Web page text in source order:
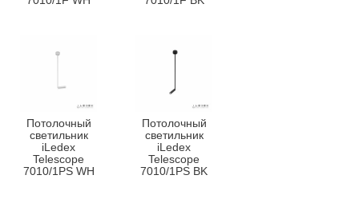
Потолочный
светильник
iLedex
Telescope
7010/1PS WH
Потолочный
светильник
iLedex
Telescope
7010/1PS BK